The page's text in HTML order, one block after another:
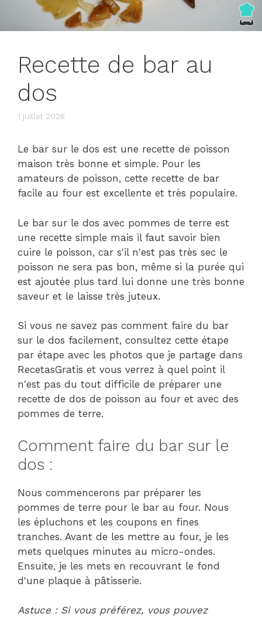
Recette de bar au
dos
1 juillet 2026
Le bar sur le dos est une recette de poisson
maison très bonne et simple. Pour les
amateurs de poisson, cette recette de bar
facile au four est excellente et très populaire.
Le bar sur le dos avec pommes de terre est
une recette simple mais il faut savoir bien
cuire le poisson, car s'il n'est pas très sec le
poisson ne sera pas bon, même si la purée qui
est ajoutée plus tard lui donne une très bonne
saveur et le laisse très juteux.
Si vous ne savez pas comment faire du bar
sur le dos facilement, consultez cette étape
par étape avec les photos que je partage dans
RecetasGratis et vous verrez à quel point il
n'est pas du tout difficile de préparer une
recette de dos de poisson au four et avec des
pommes de terre.
Comment faire du bar sur le
dos :
Nous commencerons par préparer les
pommes de terre pour le bar au four. Nous
les épluchons et les coupons en fines
tranches. Avant de les mettre au four, je les
mets quelques minutes au micro-ondes.
Ensuite, je les mets en recouvrant le fond
d'une plaque à pâtisserie.
Astuce : Si vous préférez, vous pouvez